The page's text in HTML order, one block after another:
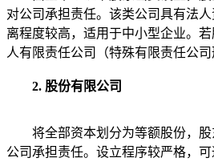
对公司承担责任。该类公司具有法
离程度较高，适用于中小型企业。
人有限责任公司（特殊有限责任公司
2. 股份有限公司
将全部资本划分为等额股份，股
公司承担责任。设立程序较严格，